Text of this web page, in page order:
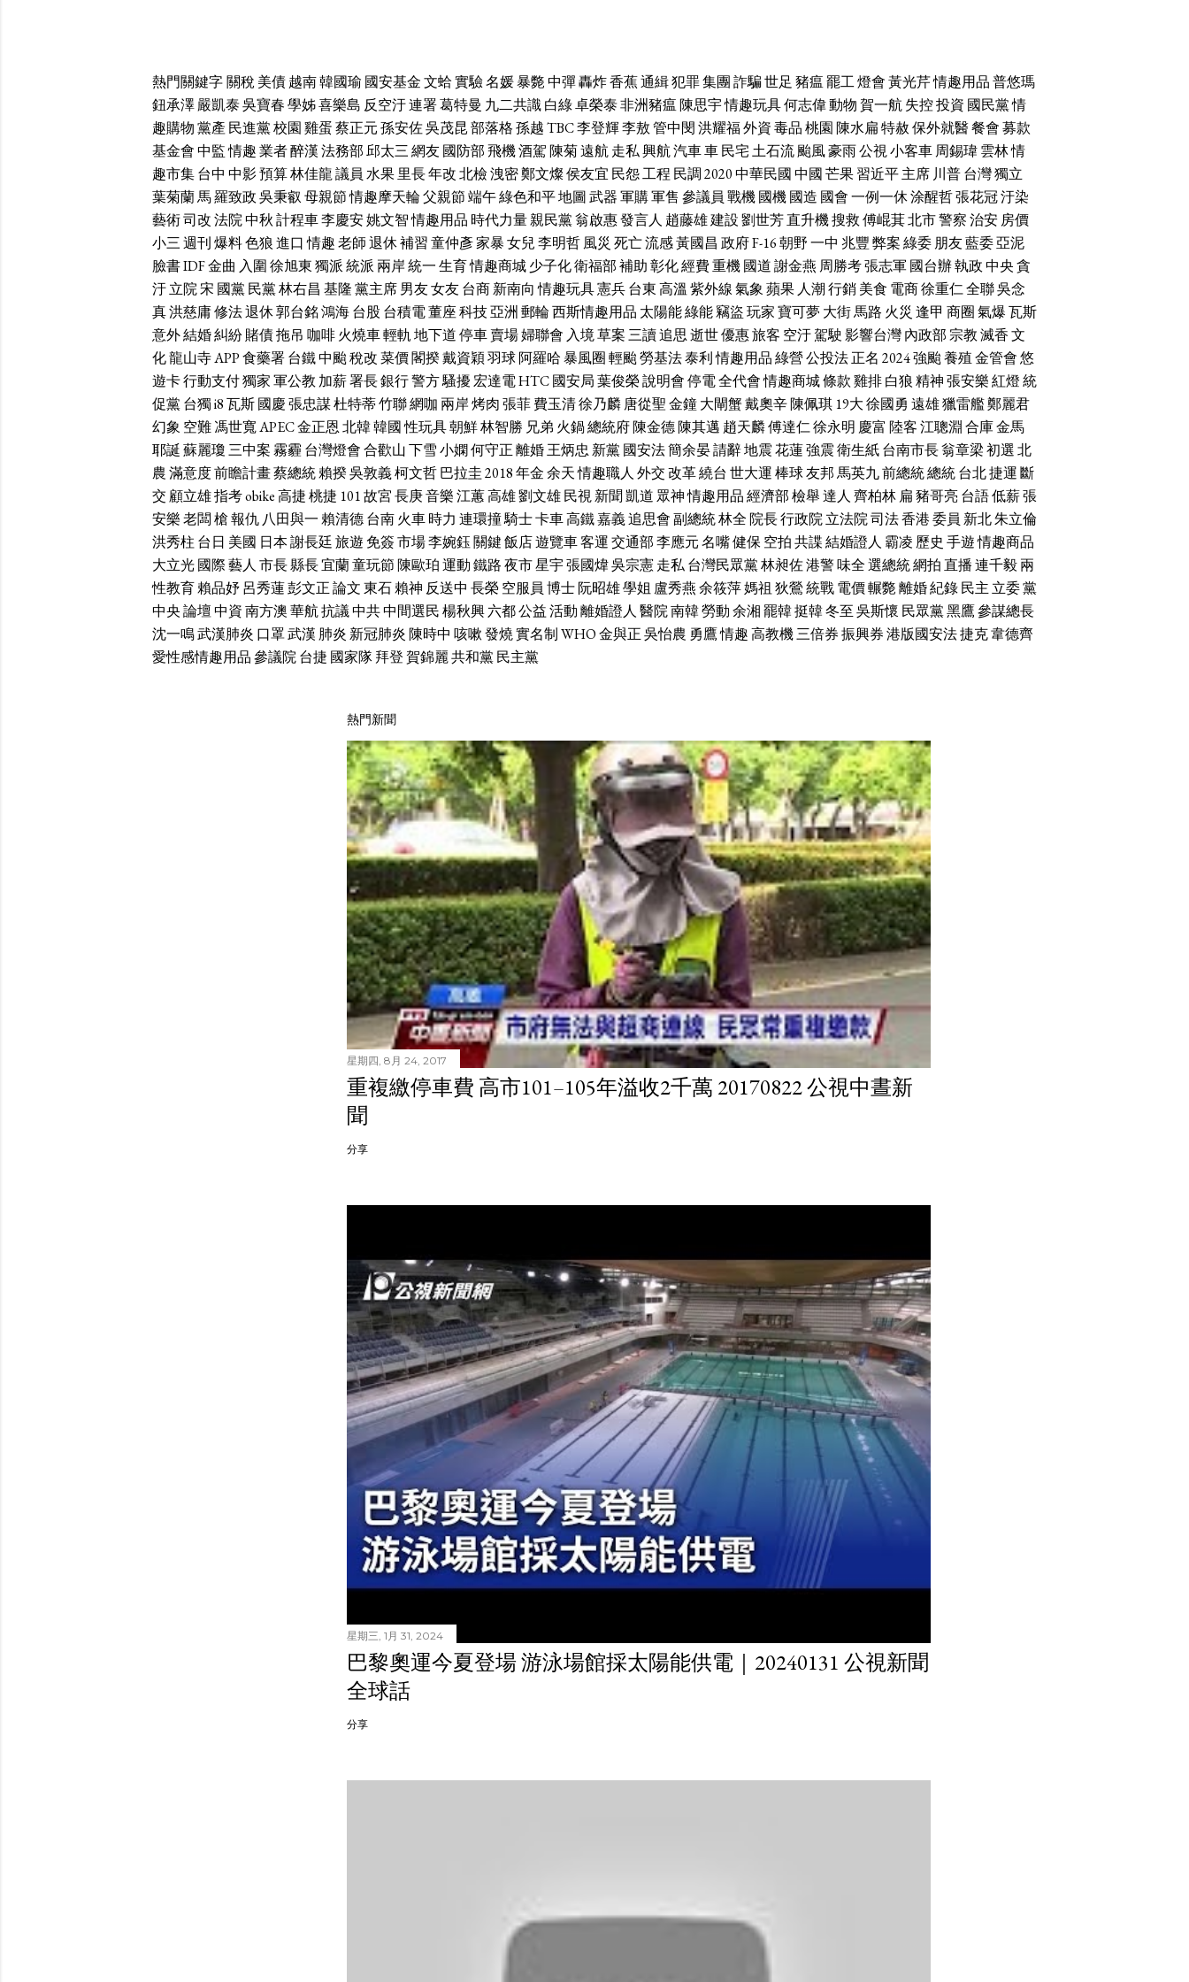
熱門關鍵字關稅美債越南韓國瑜 國安基金文蛤實驗名媛暴斃中彈轟炸香蕉通緝犯罪集團詐騙世足 豬瘟罷工燈會黃光芹情趣用品普悠瑪
鈕承澤嚴凱泰吳寶春學姊喜樂島 反空汙連署葛特曼 九二共識白綠卓榮泰非洲豬瘟陳思宇情趣玩具何志偉動物賀一航失控投資 國民黨情
趣購物黨產 民進黨校園雞蛋蔡正元孫安佐吳茂昆部落格孫越TBC李登輝李敖管中閔洪耀福外資毒品桃園陳水扁特赦保外就醫餐會募款
基金會中監情趣業者醉漢法務部邱太三網友國防部飛機酒駕陳菊遠航走私興航汽車車民宅土石流颱風豪雨公視小客車周錫瑋雲林情
趣市集台中 中影預算林佳龍議員 水果里長年改北檢洩密鄭文燦侯友宜 民怨工程 民調2020中華民國中國芒果習近平主席 川普台灣獨立
葉菊蘭馬羅致政吳秉叡母親節情趣摩天輪父親節端午綠色和平地圖武器軍購軍售 參議員 戰機國機國造 國會一例一休涂醒哲張花冠汙染
藝術司改法院中秋計程車李慶安姚文智情趣用品 時代力量親民黨翁啟惠發言人 趙藤雄建設劉世芳直升機搜救傅崐萁北市警察治安房價
小三週刊爆料色狼進口 情趣老師退休補習童仲彥家暴女兒李明哲風災 死亡流感黃國昌 政府F-16朝野一中 兆豐弊案綠委朋友藍委亞泥
臉書IDF金曲 入圍徐旭東獨派統派 兩岸統一生育情趣商城少子化衛福部補助彰化經費重機國道謝金燕 周勝考張志軍國台辦執政中央貪
汙立院宋 國黨民黨林右昌 基隆黨主席男友女友台商新南向 情趣玩具憲兵台東高溫 紫外線氣象蘋果 人潮行銷美食 電商徐重仁全聯吳念
真洪慈庸修法退休郭台銘鴻海台股 台積電董座科技亞洲 郵輪西斯情趣用品 太陽能綠能竊盜玩家寶可夢大街馬路 火災 逢甲 商圈氣爆瓦斯
意外結婚糾紛賭債拖吊 咖啡火燒車輕軌地下道停車賣場婦聯會 入境草案三讀追思逝世優惠旅客 空汙駕駛影響台灣內政部宗教滅香文
化龍山寺APP食藥署台鐵中颱稅改菜價閣揆戴資穎羽球阿羅哈暴風圈輕颱勞基法泰利情趣用品綠營公投法正名 2024強颱養殖金管會悠
遊卡行動支付獨家軍公教 加薪署長銀行警方騷擾宏達電HTC國安局葉俊榮說明會停電全代會情趣商城條款雞排白狼精神張安樂紅燈統
促黨台獨i8瓦斯國慶張忠謀杜特蒂竹聯網咖 兩岸烤肉張菲費玉清徐乃麟唐從聖金鐘大閘蟹戴奧辛陳佩琪 19大徐國勇 遠雄獵雷艦鄭麗君
幻象 空難馮世寬APEC金正恩北韓韓國性玩具朝鮮林智勝 兄弟 火鍋總統府陳金德陳其邁 趙天麟傅達仁徐永明 慶富 陸客江聰淵 合庫金馬
耶誕蘇麗瓊三中案霧霾 台灣燈會合歡山下雪小嫻何守正離婚王炳忠 新黨國安法簡余晏請辭地震花蓮強震衛生紙台南市長翁章梁初選北
農滿意度前瞻計畫蔡總統賴揆吳敦義柯文哲巴拉圭2018年金余天情趣職人 外交改革繞台 世大運棒球友邦馬英九前總統總統台北捷運 斷
交 顧立雄指考obike高捷桃捷 101故宮長庚音樂江蕙高雄劉文雄民視新聞 凱道 眾神情趣用品經濟部檢舉達人 齊柏林 扁豬哥亮台語低薪張
安樂老闆槍報仇 八田與一賴清德台南火車時力 連環撞騎士卡車高鐵嘉義追思會副總統林全 院長行政院立法院司法香港委員 新北朱立倫
洪秀柱 台日 美國 日本謝長廷旅遊 免簽市場李婉鈺關鍵飯店遊覽車客運交通部李應元名嘴健保空拍共諜結婚證人 霸凌 歷史 手遊情趣商品
大立光國際藝人 市長縣長宜蘭童玩節陳歐珀運動鐵路夜市星宇張國煒吳宗憲走私台灣民眾黨林昶佐港警味全選總統網拍直播連千毅兩
性教育賴品妤呂秀蓮彭文正論文東石賴神 反送中 長榮空服員 博士阮昭雄學姐 盧秀燕余筱萍媽祖 狄鶯統戰電價輾斃離婚紀錄民主 立委黨
中央論壇中資南方澳華航抗議中共中間選民楊秋興六都公益活動離婚證人 醫院南韓勞動余湘罷韓挺韓冬至吳斯懷 民眾黨黑鷹參謀總長
沈一鳴武漢肺炎 口罩武漢 肺炎 新冠肺炎陳時中 咳嗽發燒實名制WHO金與正吳怡農 勇鷹情趣高教機三倍券振興券港版國安法捷克韋德齊
愛性感情趣用品參議院台捷 國家隊拜登賀錦麗共和黨民主黨
熱門新聞
星期四, 8月 24, 2017
重複繳停車費 高市101–105年溢收2千萬 20170822 公視中晝新
聞
分享
星期三, 1月 31, 2024
巴黎奧運今夏登場 游泳場館採太陽能供電｜20240131 公視新聞
全球話
分享